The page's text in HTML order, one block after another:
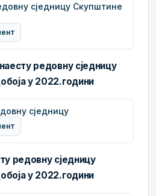
сједницу Скупштине
редовну сједницу
у 2022.години
сједницу
редовну сједницу
у 2022.години